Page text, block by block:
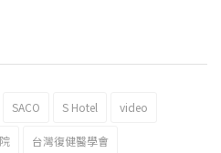
箏節「風在石起」霸氣回歸
SACO S Hotel video
台灣復健醫學會